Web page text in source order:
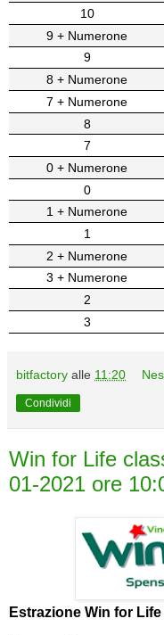
10
9 + Numerone
9
8 + Numerone
7 + Numerone
8
7
0 + Numerone
0
1 + Numerone
1
2 + Numerone
3 + Numerone
2
3
bitfactory alle 11:20
Condividi
Win for Life
01-2021 ore
Estrazione Win for Life